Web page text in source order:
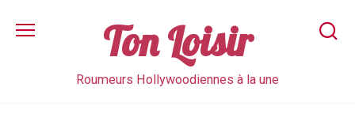
content
Ton Loisir
Roumeurs Hollywoodiennes à la une